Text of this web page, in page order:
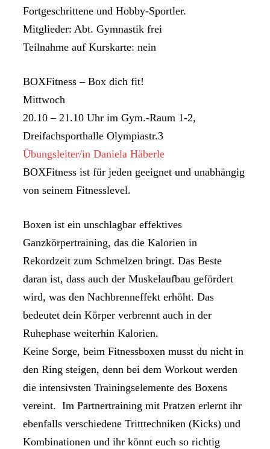
Fortgeschrittene und Hobby-Sportler.
Mitglieder: Abt. Gymnastik frei
Teilnahme auf Kurskarte: nein
BOXFitness – Box dich fit!
Mittwoch
20.10 – 21.10 Uhr im Gym.-Raum 1-2,
Dreifachsporthalle Olympiastr.3
Übungsleiter/in Daniela Häberle
BOXFitness ist für jeden geeignet und unabhängig
von seinem Fitnesslevel.
Boxen ist ein unschlagbar effektives
Ganzkörpertraining, das die Kalorien in
Rekordzeit zum Schmelzen bringt. Das Beste
daran ist, dass auch der Muskelaufbau gefördert
wird, was den Nachbrenneffekt erhöht. Das
bedeutet dein Körper verbrennt auch in der
Ruhephase weiterhin Kalorien.
Keine Sorge, beim Fitnessboxen musst du nicht in
den Ring steigen, denn bei dem Workout werden
die intensivsten Trainingselemente des Boxens
vereint. Im Partnertraining mit Pratzen erlernt ihr
ebenfalls verschiedene Tritttechniken (Kicks) und
Kombinationen und ihr könnt euch so richtig